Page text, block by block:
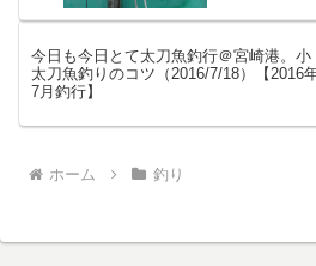
今日も今日とて太刀魚釣行＠宮崎港。小
太刀魚釣りのコツ（2016/7/18）【2016
7月釣行】
ホーム 釣り